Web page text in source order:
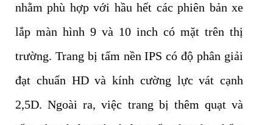
nhằm phù hợp với hầu hết các phiên bản xe
lắp màn hình 9 và 10 inch có mặt trên thị
trường. Trang bị tấm nền IPS có độ phân giải
đạt chuẩn HD và kính cường lực vát cạnh
2,5D. Ngoài ra, việc trang bị thêm quạt và